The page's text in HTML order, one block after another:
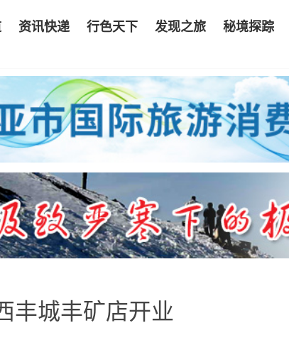
资讯快递 行色天下 发现之旅 秘境探踪
丰城丰矿店开业